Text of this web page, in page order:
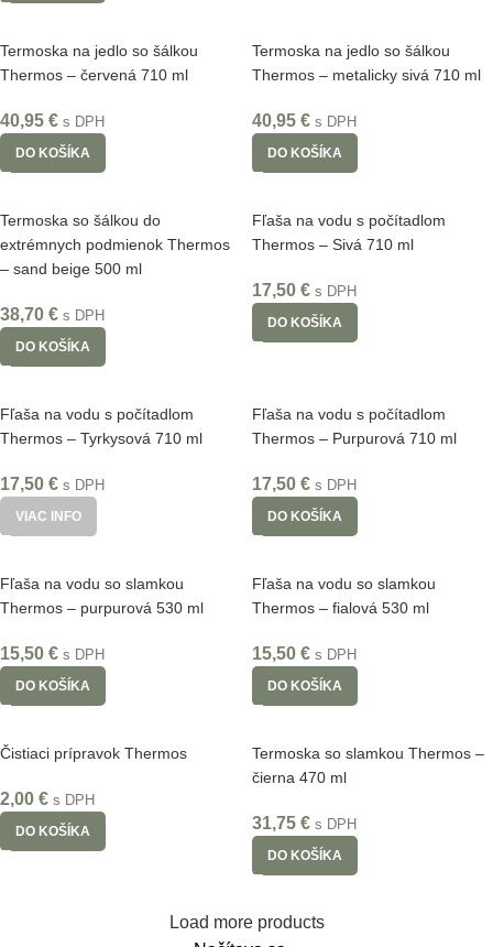
Termoska na jedlo so šálkou
Thermos – červená 710 ml
40,95 € s DPH
DO KOŠÍKA
Termoska na jedlo so šálkou
Thermos – metalicky sivá 710 ml
40,95 € s DPH
DO KOŠÍKA
Termoska so šálkou do
extrémnych podmienok Thermos
– sand beige 500 ml
38,70 € s DPH
DO KOŠÍKA
Fľaša na vodu s počítadlom
Thermos – Sivá 710 ml
17,50 € s DPH
DO KOŠÍKA
Fľaša na vodu s počítadlom
Thermos – Tyrkysová 710 ml
17,50 € s DPH
VIAC INFO
Fľaša na vodu s počítadlom
Thermos – Purpurová 710 ml
17,50 € s DPH
DO KOŠÍKA
Fľaša na vodu so slamkou
Thermos – purpurová 530 ml
15,50 € s DPH
DO KOŠÍKA
Fľaša na vodu so slamkou
Thermos – fialová 530 ml
15,50 € s DPH
DO KOŠÍKA
Čistiaci prípravok Thermos
2,00 € s DPH
DO KOŠÍKA
Termoska so slamkou Thermos –
čierna 470 ml
31,75 € s DPH
DO KOŠÍKA
Load more products